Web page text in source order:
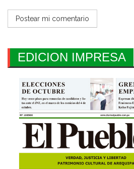
EDICION IMPRESA